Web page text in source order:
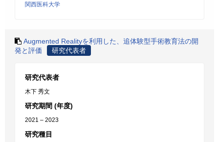
関西医科大学
Augmented Realityを利用した、追体験型手術教育法の開
発と評価
研究代表者
研究代表者
木下 秀文
研究期間 (年度)
2021 – 2023
研究種目